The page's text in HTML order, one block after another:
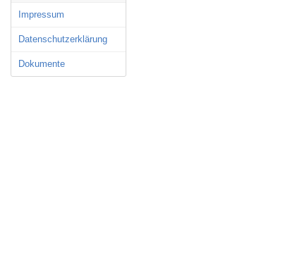
Impressum
Datenschutzerklärung
Dokumente